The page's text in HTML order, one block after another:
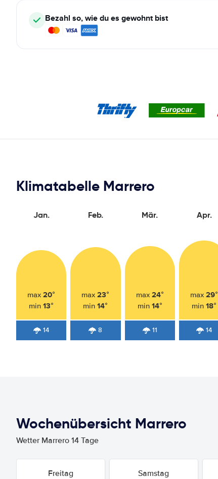
Bezahl so, wie du es gewohnt bist
Klimatabelle Marrero
Jan.
max20°
min13°
14
Feb.
max23°
min14°
8
Mär.
max 24°
min 14°
11
Apr.
max29°
min18°
14
Wochenübersicht Marrero
Wetter Marrero 14 Tage
Freitag Samstag